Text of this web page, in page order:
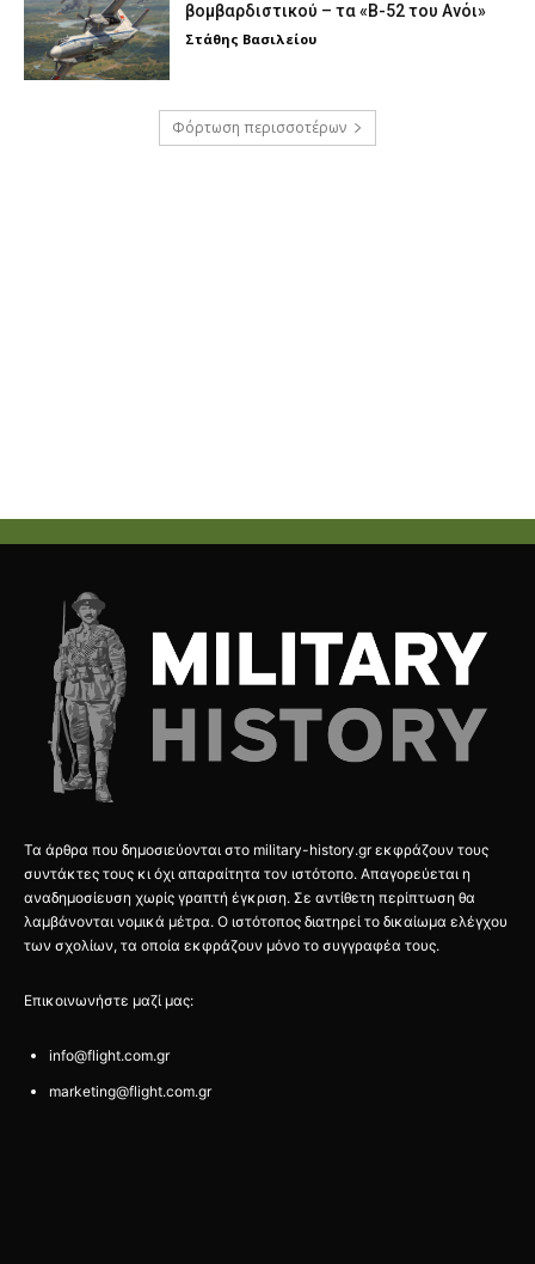
βομβαρδιστικού – τα «Β-52 του Ανόι»
Στάθης Βασιλείου
Φόρτωση περισσοτέρων
Τα άρθρα που δημοσιεύονται στο military-history.gr εκφράζουν τους
συντάκτες τους κι όχι απαραίτητα τον ιστότοπο. Απαγορεύεται η
αναδημοσίευση χωρίς γραπτή έγκριση. Σε αντίθετη περίπτωση θα
λαμβάνονται νομικά μέτρα. Ο ιστότοπος διατηρεί το δικαίωμα ελέγχου
των σχολίων, τα οποία εκφράζουν μόνο το συγγραφέα τους.
Επικοινωνήστε μαζί μας:
info@flight.com.gr
marketing@flight.com.gr